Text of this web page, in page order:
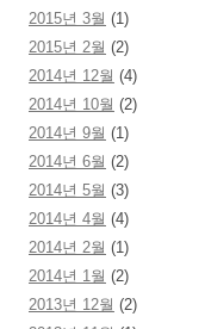
2015년 3월 (1)
2015년 2월 (2)
2014년 12월 (4)
2014년 10월 (2)
2014년 9월 (1)
2014년 6월 (2)
2014년 5월 (3)
2014년 4월 (4)
2014년 2월 (1)
2014년 1월 (2)
2013년 12월 (2)